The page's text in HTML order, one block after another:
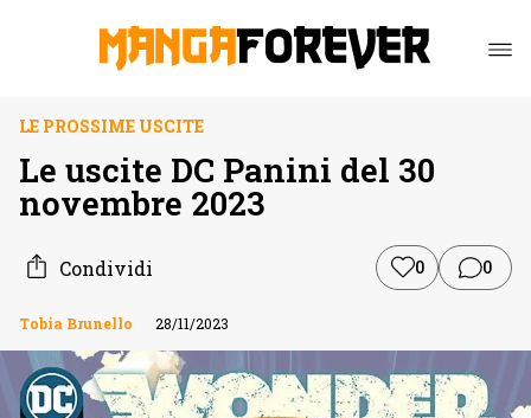
LE PROSSIME USCITE
Le uscite DC Panini del 30
novembre 2023
Condividi 0 0
Tobia Brunello 28/11/2023